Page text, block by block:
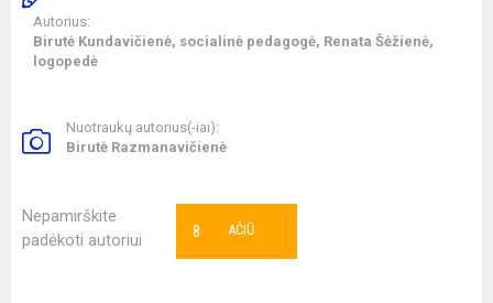
Autorius:
Birutė Kundavičienė, socialinė pedagogė, Renata Šėžienė,
logopedė
Nuotraukų autorius(-iai):
Birutė Razmanavičienė
Nepamirškite
padėkoti autoriui
AČIŪ
8